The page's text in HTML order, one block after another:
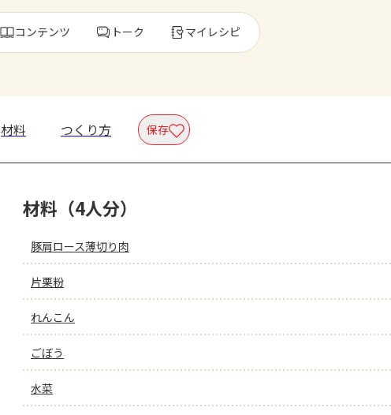
コンテンツ トーク マイレシピ
材料 つくり方 保存
材料（4人分）
豚肩ロース薄切り肉
片栗粉
れんこん
ごぼう
水菜